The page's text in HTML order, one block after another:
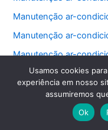
Manutenção ar-
Manutenção ar-
Manutenção ar-
Manutenção ar-
Manutenção ar-
Manutenção ar-
Usamos cookies
experiência em nosso
assumiremos
Ok